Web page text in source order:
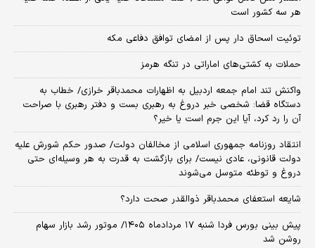
هر سه کشور است
توئیت اسحاق دار پس از امضای توافق دفاعی مکه
حملات به کشتی‌های اماراتی در تنگه هرمز
واکنش تند امام جمعه اردبیل به اظهارات محمدباقر خرازی/ خطاب به
دستگاه قضا: شخصی خبر دروغ به رهبری بست و دفتر رهبری با صراحت
آن را رد کرد، آیا این جرم است یا خیر؟
انتقاد روزنامه جمهوری اسلامی از مخالفان دولت/ صدور حکم شورش علیه
دولت قانونی، عادی نیست/ برای بازگشت به قدرت به هر وسیله‌ای حتی
دروغ و توطئه متوسل می‌شوند
شایعه استعفای محمدباقر ذوالقدر صحت دارد؟
پیش بینی بورس فردا شنبه ۱۷ مردادماه ۱۴۰۵/ موتور رشد بازار سهام
روشن شد